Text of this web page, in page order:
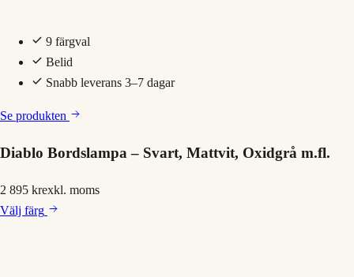
9 färgval
Belid
Snabb leverans 3–7 dagar
Se produkten
Diablo Bordslampa – Svart, Mattvit, Oxidgrå m.fl.
2 895 krexkl. moms
Välj färg